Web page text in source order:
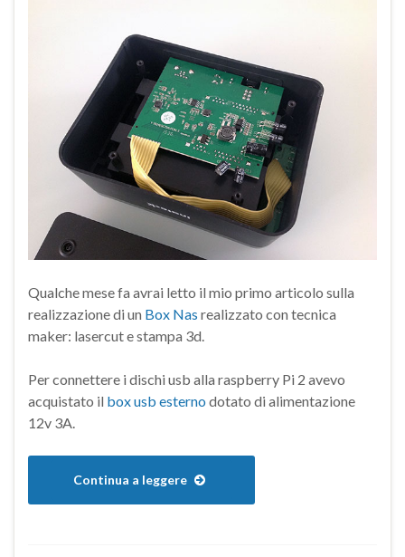
Qualche mese fa avrai letto il mio primo articolo sulla
realizzazione di un Box Nas realizzato con tecnica
maker: lasercut e stampa 3d.
Per connettere i dischi usb alla raspberry Pi 2 avevo
acquistato il box usb esterno dotato di alimentazione
12v 3A.
Continua a leggere